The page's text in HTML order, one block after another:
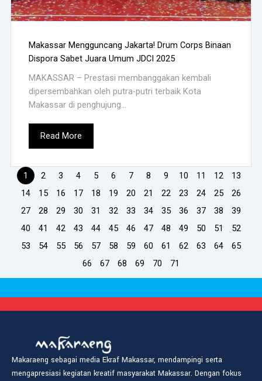
Makassar Mengguncang Jakarta! Drum Corps Binaan
Dispora Sabet Juara Umum JDCI 2025
MAKASSAR – Prestasi membanggakan kembali
dipersembahkan oleh putra-putri terbaik Kota
Makassar di penghujung...
Read More
1 2 3 4 5 6 7 8 9 10 11 12
13
14
15 16 17 18 19 20 21 22 23 24 25
26
27
28 29 30 31 32 33 34 35 36 37 38
39
40
41 42 43 44 45 46 47 48 49 50 51
52
53
54 55 56 57 58 59 60 61 62 63 64
65
66
67 68 69 70 71
Makaraeng sebagai media Ekraf Makassar, mendampingi serta
mengapresiasi kegiatan kreatif masyarakat Makassar. Dengan fokus